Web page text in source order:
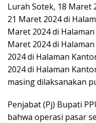
Lurah Sotek, 18 Maret
21 Maret 2024 di
Maret 2024 di
Maret 2024 di
2024 di Halaman
2024 di Halaman
masing dilaksanakan
Penjabat (Pj) Bupati
bahwa operasi pasar